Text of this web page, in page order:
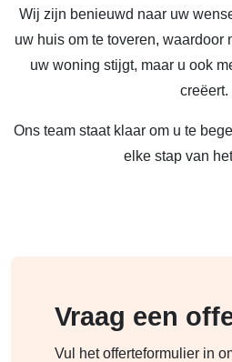
Wij zijn benieuwd naar uw
uw huis om te toveren, waardoor
uw woning stijgt, maar u ook
creëert.
Ons team staat klaar om u te
elke stap van
Vraag een
Vul het offerteformulier in